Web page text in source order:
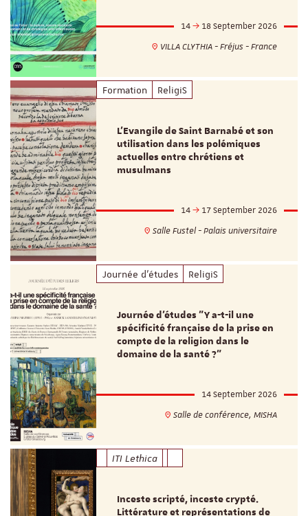
14
18 September 2026
VILLA CLYTHIA - Fréjus - France
Formation ReligiS
L’Evangile de Saint Barnabé et son
utilisation dans les polémiques
actuelles entre chrétiens et
musulmans
14
17 September 2026
Salle Fustel - Palais universitaire
Journée d'études ReligiS
Journée d’études "Y a-t-il une
spécificité française de la prise en
compte de la religion dans le
domaine de la santé ?"
14 September 2026
Salle de conférence, MISHA
ITI Lethica
Inceste scripté, inceste crypté.
Littérature et représentations de